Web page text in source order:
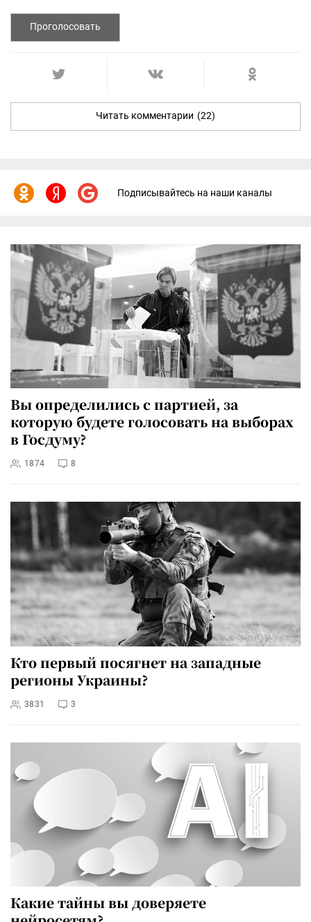
Проголосовать
Читать комментарии (22)
Подписывайтесь на наши каналы
Вы определились с партией, за
которую будете голосовать на выборах
в Госдуму?
1874 8
Кто первый посягнет на западные
регионы Украины?
3831 3
Какие тайны вы доверяете